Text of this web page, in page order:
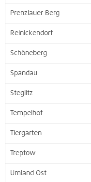
Prenzlauer Berg
Reinickendorf
Schöneberg
Spandau
Steglitz
Tempelhof
Tiergarten
Treptow
Umland Ost